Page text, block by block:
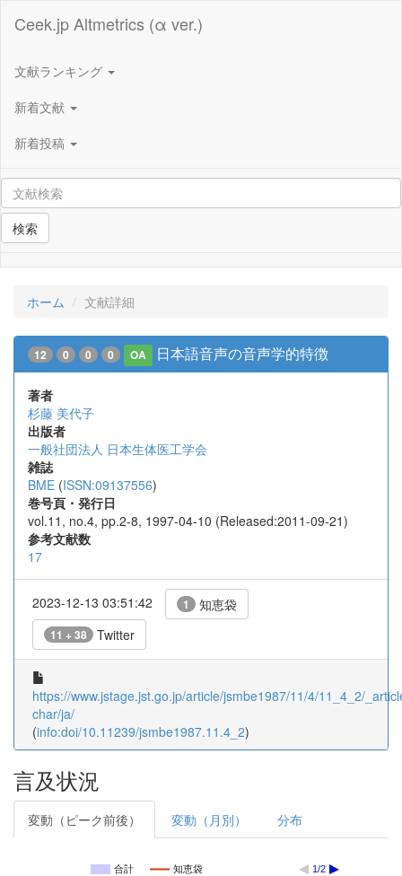
Ceek.jp Altmetrics (α ver.)
文献ランキング
新着文献
新着投稿
検索
ホーム 文献詳細
12 0 0 0 OA 日本語音声の音声学的特徴
著者
杉藤 美代子
出版者
一般社団法人 日本生体医工学会
雑誌
BME (ISSN:09137556)
巻号頁・発行日
vol.11, no.4, pp.2-8, 1997-04-10 (Released:2011-09-21)
参考文献数
17
2023-12-13 03:51:42 1 知恵袋
11 + 38 Twitter
https://www.jstage.jst.go.jp/article/jsmbe1987/11/4/11_4_2/
char/ja/
(info:doi/10.11239/jsmbe1987.11.4_2)
言及状況
変動（ピーク前後） 変動（月別） 分布
合計 知恵袋 1/2